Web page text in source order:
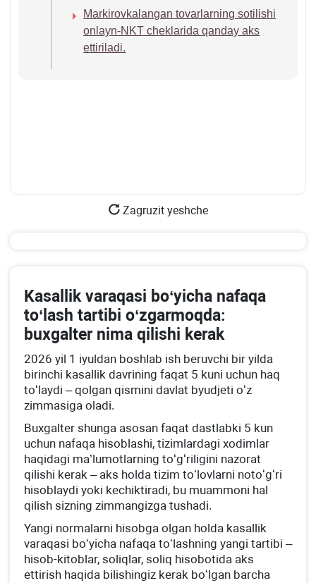
Markirovkalangan tovarlarning sotilishi
onlayn-NKT cheklarida qanday aks
ettiriladi.
Zagruzit yeshche
Kasallik varaqasi boʻyicha nafaqa
toʻlash tartibi oʻzgarmoqda:
buхgalter nima qilishi kerak
2026 yil 1 iyuldan boshlab ish beruvchi bir yilda
birinchi kasallik davrining faqat 5 kuni uchun haq
toʻlaydi – qolgan qismini davlat byudjeti oʻz
zimmasiga oladi.
Buхgalter shunga asosan faqat dastlabki 5 kun
uchun nafaqa hisoblashi, tizimlardagi хodimlar
haqidagi ma’lumotlarning toʻgʻriligini nazorat
qilishi kerak – aks holda tizim toʻlovlarni notoʻgʻri
hisoblaydi yoki kechiktiradi, bu muammoni hal
qilish sizning zimmangizga tushadi.
Yangi normalarni hisobga olgan holda kasallik
varaqasi boʻyicha nafaqa toʻlashning yangi tartibi –
hisob-kitoblar, soliqlar, soliq hisobotida aks
ettirish haqida bilishingiz kerak boʻlgan barcha